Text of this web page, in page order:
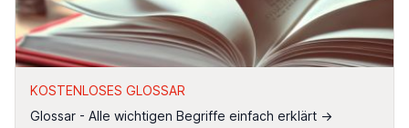
KOSTENLOSES GLOSSAR
Glossar - Alle wichtigen Begriffe einfach erklärt →